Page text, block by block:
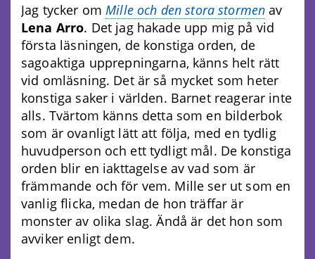
Jag tycker omMille och den stora stormen av
Lena Arro. Det jag hakade upp mig på vid
första läsningen, de konstiga orden, de
sagoaktiga upprepningarna, känns helt rätt
vid omläsning. Det är så mycket som heter
konstiga saker i världen. Barnet reagerar inte
alls. Tvärtom känns detta som en bilderbok
som är ovanligt lätt att följa, med en tydlig
huvudperson och ett tydligt mål. De konstiga
orden blir en iakttagelse av vad som är
främmande och för vem. Mille ser ut som en
vanlig flicka, medan de hon träffar är
monster av olika slag. Ändå är det hon som
avviker enligt dem.